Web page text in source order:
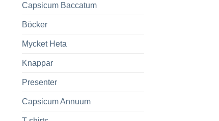
Capsicum Baccatum
Böcker
Mycket Heta
Knappar
Presenter
Capsicum Annuum